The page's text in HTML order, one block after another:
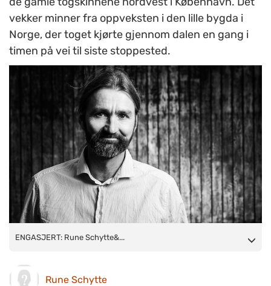
vekker minner fra oppveksten i den lille bygda i
Norge, der toget kjørte gjennom dalen en gang i
timen på vei til siste stoppested.
ENGASJERT: Rune Schytte er en filmskaper med hjerte for de
om Housing First. (FOTO: Anders Beier)
ENGASJERT: Rune Schytte&...
Rune Schytte